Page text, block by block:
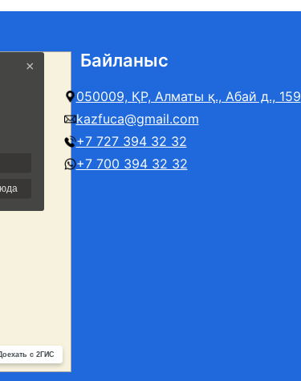
Байланыс
050009, ҚР, Алматы қ., Абай д., 159
kazfuca@gmail.com
+7 727 394 32 32
+7 700 394 32 32